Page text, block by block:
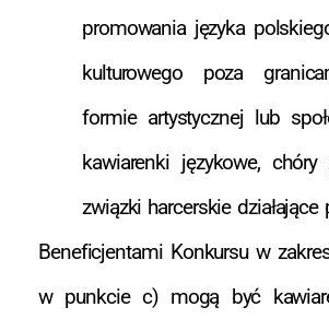
promowania języka
kulturowego poza
formie artystycznej lub
kawiarenki językowe,
związki harcerskie
Beneficjentami Konkursu w
w punkcie c) mogą być